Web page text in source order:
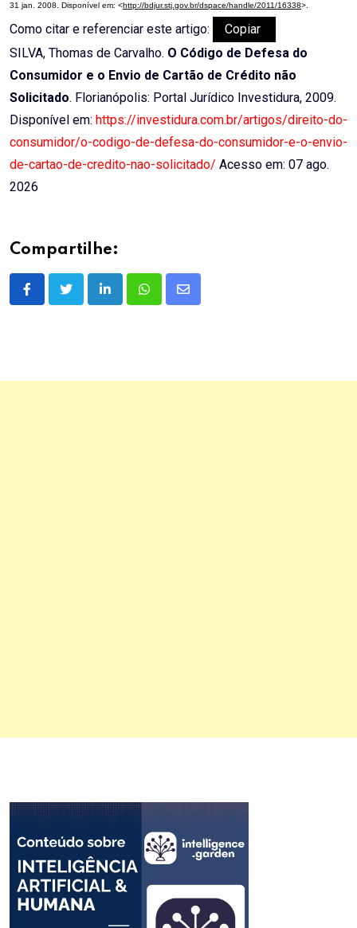
31 jan. 2008. Disponível em: <http://bdjur.stj.gov.br/dspace/handle/2011/16338>.
Como citar e referenciar este artigo:
Copiar
SILVA, Thomas de Carvalho. O Código de Defesa do
Consumidor e o Envio de Cartão de Crédito não
Solicitado. Florianópolis: Portal Jurídico Investidura, 2009.
Disponível em: https://investidura.com.br/artigos/direito-do-
consumidor/o-codigo-de-defesa-do-consumidor-e-o-envio-
de-cartao-de-credito-nao-solicitado/ Acesso em: 07 ago.
2026
Compartilhe:
LinkedInWhatsappShare